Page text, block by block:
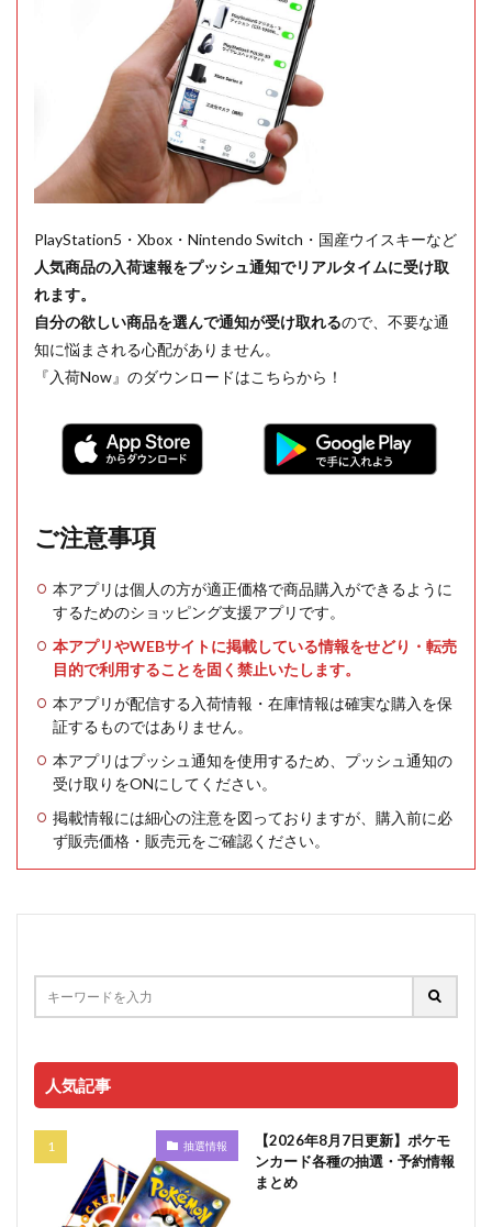
PlayStation5・Xbox・Nintendo Switch・国産ウイスキーなど
人気商品の入荷速報をプッシュ通知でリアルタイムに受け取
れます。
自分の欲しい商品を選んで通知が受け取れるので、不要な通
知に悩まされる心配がありません。
『入荷Now』のダウンロードはこちらから！
ご注意事項
本アプリは個人の方が適正価格で商品購入ができるように
するためのショッピング支援アプリです。
本アプリやWEBサイトに掲載している情報をせどり・転売
目的で利用することを固く禁止いたします。
本アプリが配信する入荷情報・在庫情報は確実な購入を保
証するものではありません。
本アプリはプッシュ通知を使用するため、プッシュ通知の
受け取りをONにしてください。
掲載情報には細心の注意を図っておりますが、購入前に必
ず販売価格・販売元をご確認ください。
人気記事
抽選情報
【2026年8月7日更新】ポケモ
ンカード各種の抽選・予約情報
まとめ